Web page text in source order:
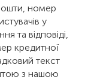
номер
у
та відповіді,
кредитної
текст
з нашою